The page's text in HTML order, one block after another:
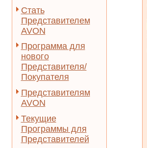
Стать
Представителем
AVON
Программа для
нового
Представителя/
Покупателя
Представителям
AVON
Текущие
Программы для
Представителей